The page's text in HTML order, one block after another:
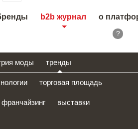
b2b журнал о
?
моды тренды
торговая площадь
франчайзинг выставки